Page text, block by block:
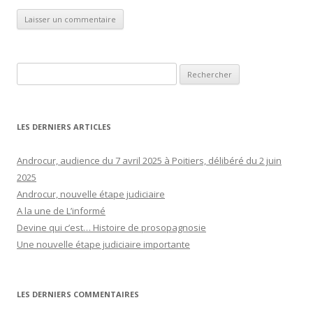
LES DERNIERS ARTICLES
Androcur, audience du 7 avril 2025 à Poitiers, délibéré du 2 juin
2025
Androcur, nouvelle étape judiciaire
A la une de L’informé
Devine qui c’est… Histoire de prosopagnosie
Une nouvelle étape judiciaire importante
LES DERNIERS COMMENTAIRES